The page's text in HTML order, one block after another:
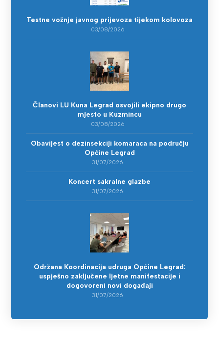
Testne vožnje javnog prijevoza tijekom kolovoza
03/08/2026
Članovi LU Kuna Legrad osvojili ekipno drugo
mjesto u Kuzmincu
03/08/2026
Obavijest o dezinsekciji komaraca na području
Općine Legrad
31/07/2026
Koncert sakralne glazbe
31/07/2026
Održana Koordinacija udruga Općine Legrad:
uspješno zaključene ljetne manifestacije i
dogovoreni novi događaji
31/07/2026